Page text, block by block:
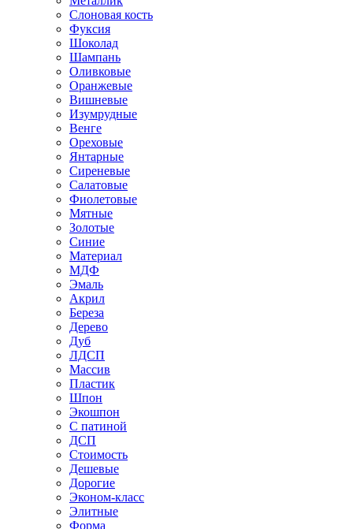
Слоновая кость
Фуксия
Шоколад
Шампань
Оливковые
Оранжевые
Вишневые
Изумрудные
Венге
Ореховые
Янтарные
Сиреневые
Салатовые
Фиолетовые
Мятные
Золотые
Синие
Материал
МДФ
Эмаль
Акрил
Береза
Дерево
Дуб
ЛДСП
Массив
Пластик
Шпон
Экошпон
С патиной
ДСП
Стоимость
Дешевые
Дорогие
Эконом-класс
Элитные
Форма